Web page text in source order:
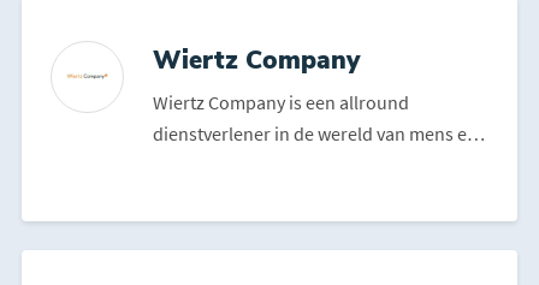
Wiertz Company
Wiertz Company is een allround
dienstverlener in de wereld van mens en